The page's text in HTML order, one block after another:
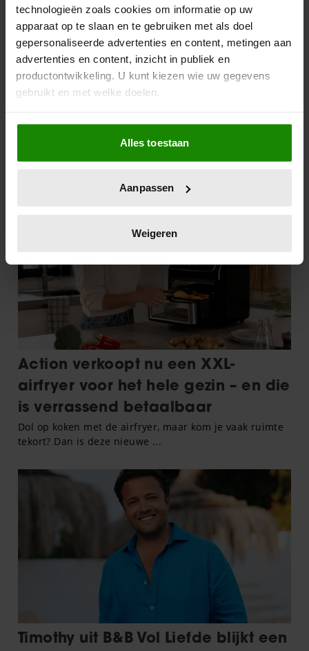
technologieën zoals cookies om informatie op uw
apparaat op te slaan en te gebruiken met als doel
gepersonaliseerde advertenties en content, metingen aan
advertenties en content, inzicht in publiek en
productontwikkeling. U kunt kiezen wie uw gegevens
gebruikt en met welke doelen.
Als u het toestaat, willen we ook graag:
Informatie verzamelen over uw geografische
locatie, die tot een paar meter nauwkeurig kan zijn
scannen op specifieke eigenschappen (fingerprinting)
verwerkt en stel uw voorkeuren in het
intrekken in de Cookieverklaring.
We gebruiken cookies om content en advertenties te
personaliseren, om functies voor social media te bieden
en om ons websiteverkeer te analyseren. Ook delen we
informatie over uw gebruik van onze site met onze
partners voor social media, adverteren en analyse. Deze
partners kunnen deze gegevens combineren met andere
informatie die u aan ze heeft verstrekt of die ze hebben
verzameld op basis van uw gebruik van hun services. U
gaat akkoord met onze cookies als u onze website blijft
gebruiken.
Alles toestaan
Aanpassen
Weigeren